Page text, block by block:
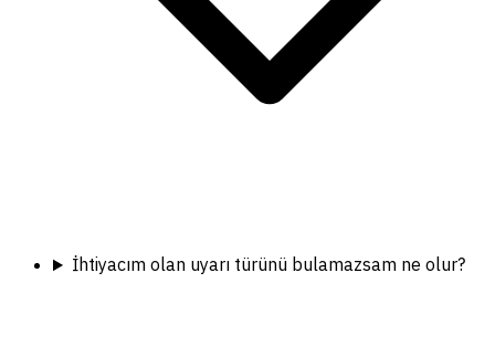
İhtiyacım olan uyarı türünü bulamazsam ne olur?